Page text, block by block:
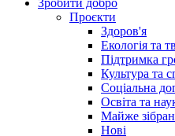
Зробити добро
Проєкти
Здоров'я
Екологія та
Підтримка
Культура та
Соціальна
Освіта та
Майже
Нові